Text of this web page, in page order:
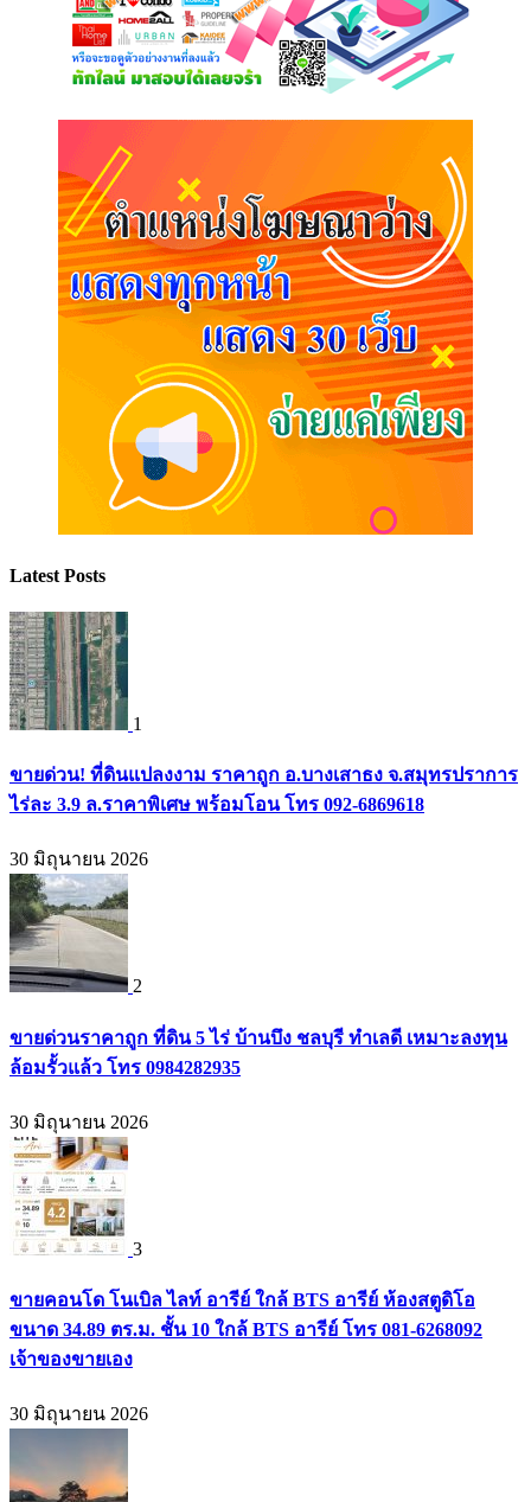
Latest Posts
1
ขายด่วน! ที่ดินแปลงงาม ราคาถูก อ.บางเสาธง จ.สมุทรปราการ
ไร่ละ 3.9 ล.ราคาพิเศษ พร้อมโอน โทร 092-6869618
30 มิถุนายน 2026
2
ขายด่วนราคาถูก ที่ดิน 5 ไร่ บ้านบึง ชลบุรี ทำเลดี เหมาะลงทุน
ล้อมรั้วแล้ว โทร 0984282935
30 มิถุนายน 2026
3
ขายคอนโด โนเบิล ไลท์ อารีย์ ใกล้ BTS อารีย์ ห้องสตูดิโอ
ขนาด 34.89 ตร.ม. ชั้น 10 ใกล้ BTS อารีย์ โทร 081-6268092
เจ้าของขายเอง
30 มิถุนายน 2026